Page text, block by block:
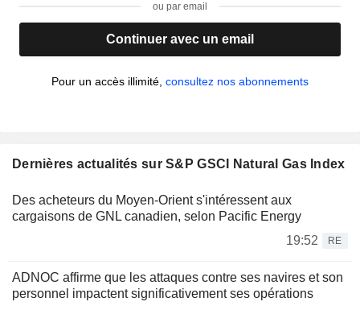
ou par email
Continuer avec un email
Pour un accès illimité, consultez nos abonnements
Dernières actualités sur S&P GSCI Natural Gas Index
Des acheteurs du Moyen-Orient s'intéressent aux
cargaisons de GNL canadien, selon Pacific Energy
19:52
RE
ADNOC affirme que les attaques contre ses navires et son
personnel impactent significativement ses opérations